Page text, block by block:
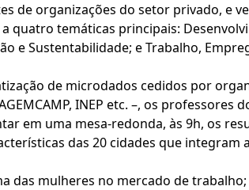
de organizações do setor privado, e
quatro temáticas principais:
e Sustentabilidade; e Trabalho,
de microdados cedidos por
INEP etc. –, os professores
em uma mesa-redonda, às 9h, os
das 20 cidades que integram
das mulheres no mercado de